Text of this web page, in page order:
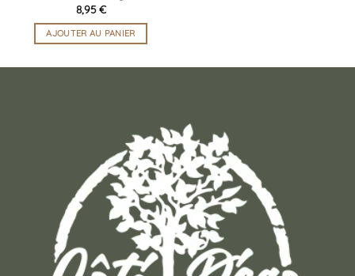
8,95€
AJOUTER AU PANIER